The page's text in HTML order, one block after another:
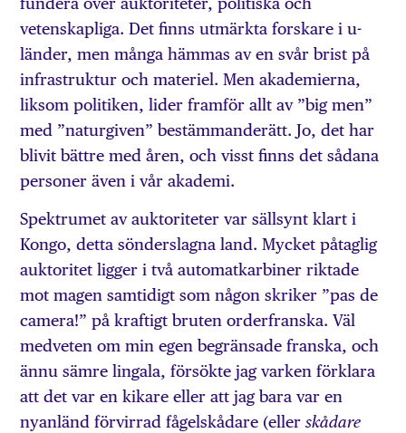
vetenskapliga. Det finns utmärkta forskare i u-
länder, men många hämmas av en svår brist på
infrastruktur och materiel. Men akademierna,
liksom politiken, lider framför allt av ”big men”
med ”naturgiven” bestämmanderätt. Jo, det har
blivit bättre med åren, och visst finns det sådana
personer även i vår akademi.
Spektrumet av auktoriteter var sällsynt klart i
Kongo, detta sönder­slagna land. Mycket påtaglig
auktoritet ligger i två automatkarbiner riktade
mot magen samtidigt som någon skriker ”pas de
camera!” på kraftigt bruten orderfranska. Väl
medveten om min egen begränsade franska, och
ännu sämre lingala, försökte jag varken förklara
att det var en kikare eller att jag bara var en
nyanländ förvirrad fågelskådare (ellerskådare